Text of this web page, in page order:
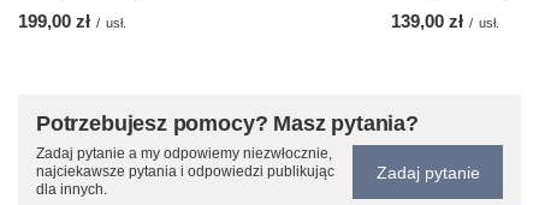
199,00 zł / usł. 139,00 zł / usł.
Potrzebujesz pomocy? Masz pytania?
Zadaj pytanie a my odpowiemy niezwłocznie,
najciekawsze pytania i odpowiedzi publikując
dla innych.
Zadaj pytanie